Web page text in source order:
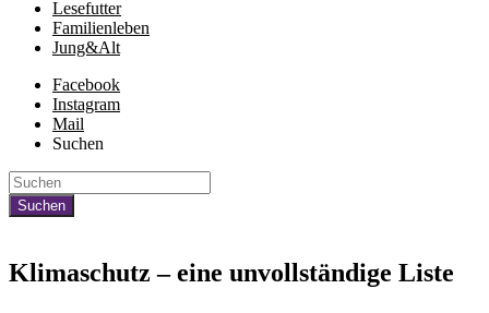
Lesefutter
Familienleben
Jung&Alt
Facebook
Instagram
Mail
Suchen
Klimaschutz – eine unvollständige Liste